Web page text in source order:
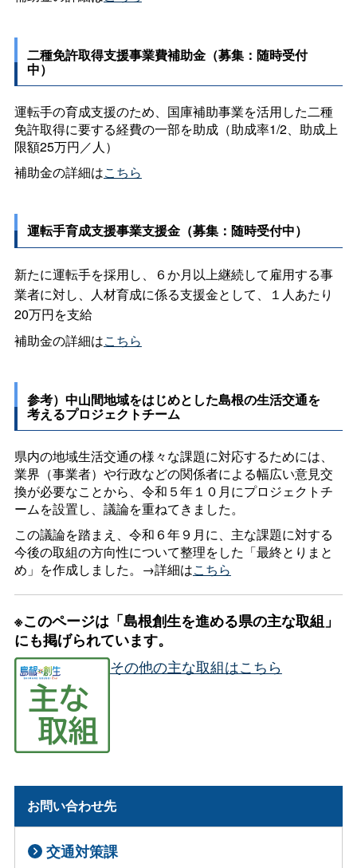
二種免許取得支援事業費補助金（募集：随時受付
中）
運転手の育成支援のため、国庫補助事業を活用した二種
免許取得に要する経費の一部を助成（助成率1/2、助成上
限額25万円／人）
補助金の詳細はこちら
運転手育成支援事業支援金（募集：随時受付中）
新たに運転手を採用し、６か月以上継続して雇用する事
業者に対し、人材育成に係る支援金として、１人あたり
20万円を支給
補助金の詳細はこちら
参考）中山間地域をはじめとした島根の生活交通を
考えるプロジェクトチーム
県内の地域生活交通の様々な課題に対応するためには、
業界（事業者）や行政などの関係者による幅広い意見交
換が必要なことから、令和５年１０月にプロジェクトチ
ームを設置し、議論を重ねてきました。
この議論を踏まえ、令和６年９月に、主な課題に対する
今後の取組の方向性について整理をした「最終とりまと
め」を作成しました。→詳細はこちら
※このページは「島根創生を進める県の主な取組」
にも掲げられています。
その他の主な取組はこちら
お問い合わせ先
交通対策課